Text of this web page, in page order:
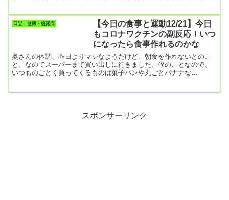
歩行数 1595歩
日記・健康・糖尿病
【今日の食事と運動12/21】今日
もコロナワクチンの副反応！いつ
になったら食事作れるのかな
奥さんの体調、昨日よりマシなようだけど、朝食を作れないとのこ
と。なのでスーパーまで買い出しに行きました。僕のことなので、
いつものごとく買ってくるものは菓子パンや丸ごとバナナな
僕の作れるのはこんなもん。でも、何とか野菜から食べることがで
きました。「あんぱん」な...
スポンサーリンク